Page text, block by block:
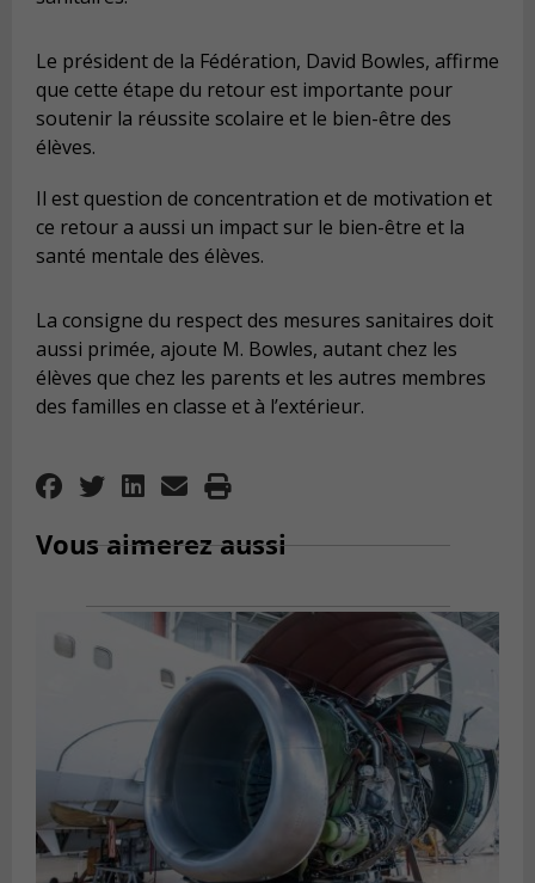
Le président de la Fédération, David Bowles, affirme
que cette étape du retour est importante pour
soutenir la réussite scolaire et le bien-être des
élèves.
Il est question de concentration et de motivation et
ce retour a aussi un impact sur le bien-être et la
santé mentale des élèves.
La consigne du respect des mesures sanitaires doit
aussi primée, ajoute M. Bowles, autant chez les
élèves que chez les parents et les autres membres
des familles en classe et à l’extérieur.
Vous aimerez aussi